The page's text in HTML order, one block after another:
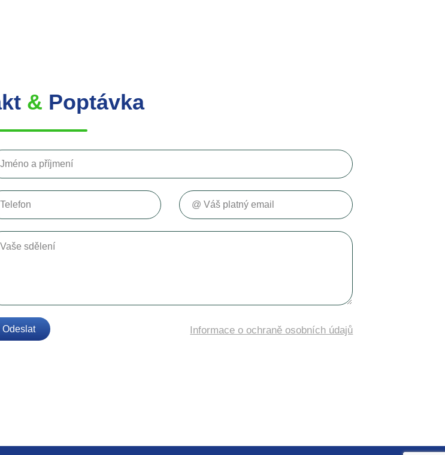
& Poptávka
a příjmení
Váš platný email
sdělení
Odeslat Informace o ochraně osobních údajů